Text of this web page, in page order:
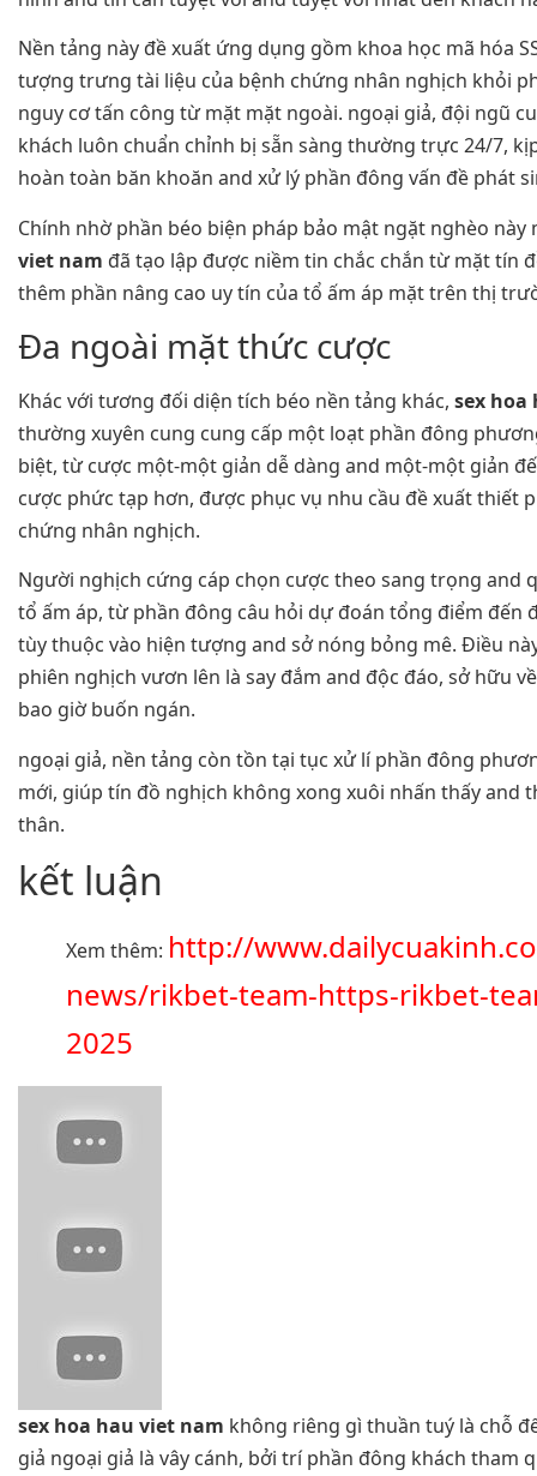
Nền tảng này đề xuất ứng dụng gồm khoa học mã hóa
tượng trưng tài liệu của bệnh chứng nhân nghịch khỏi
nguy cơ tấn công từ mặt mặt ngoài. ngoại giả, đội ngũ
khách luôn chuẩn chỉnh bị sẵn sàng thường trực 24/7,
hoàn toàn băn khoăn and xử lý phần đông vấn đề phát
Chính nhờ phần béo biện pháp bảo mật ngặt nghèo này
viet nam đã tạo lập được niềm tin chắc chắn từ mặt tín
thêm phần nâng cao uy tín của tổ ấm áp mặt trên thị
Đa ngoài mặt thức cược
Khác với tương đối diện tích béo nền tảng khác, sex hoa
thường xuyên cung cung cấp một loạt phần đông
biệt, từ cược một-một giản dễ dàng and một-một giản
cược phức tạp hơn, được phục vụ nhu cầu đề xuất thiết
chứng nhân nghịch.
Người nghịch cứng cáp chọn cược theo sang trọng and
tổ ấm áp, từ phần đông câu hỏi dự đoán tổng điểm đến
tùy thuộc vào hiện tượng and sở nóng bỏng mê. Điều
phiên nghịch vươn lên là say đắm and độc đáo, sở hữu
bao giờ buốn ngán.
ngoại giả, nền tảng còn tồn tại tục xử lí phần đông
mới, giúp tín đồ nghịch không xong xuôi nhấn thấy and
thân.
kết luận
Xem thêm: http://
news/rikbet-team-https-rikbet-
2025
sex hoa hau viet nam không riêng gì thuần tuý là chỗ
giả ngoại giả là vây cánh, bởi trí phần đông khách tham